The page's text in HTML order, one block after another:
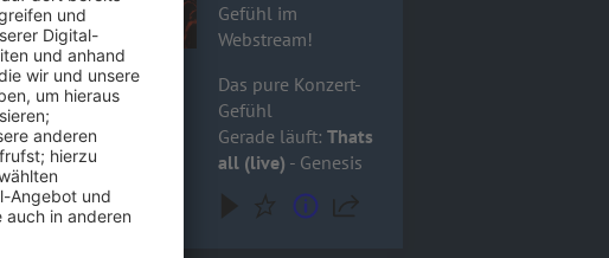
Gefühl im
Webstream!
Das pure Konzert-
Gefühl
Gerade läuft: Thats
all (live) - Genesis